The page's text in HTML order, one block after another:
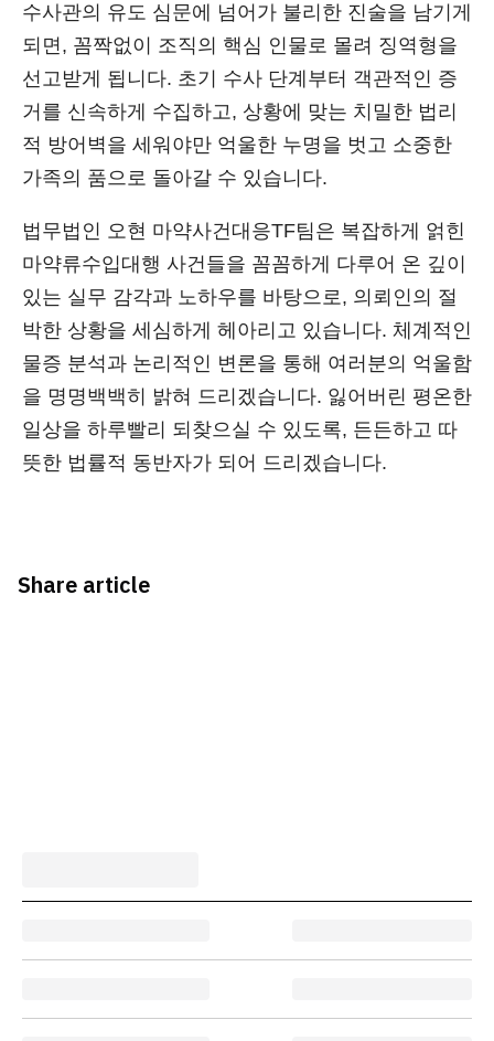
수사관의 유도 심문에 넘어가 불리한 진술을 남기게
되면, 꼼짝없이 조직의 핵심 인물로 몰려 징역형을
선고받게 됩니다. 초기 수사 단계부터 객관적인 증
거를 신속하게 수집하고, 상황에 맞는 치밀한 법리
적 방어벽을 세워야만 억울한 누명을 벗고 소중한
가족의 품으로 돌아갈 수 있습니다.
법무법인 오현 마약사건대응TF팀은 복잡하게 얽힌
마약류수입대행 사건들을 꼼꼼하게 다루어 온 깊이
있는 실무 감각과 노하우를 바탕으로, 의뢰인의 절
박한 상황을 세심하게 헤아리고 있습니다. 체계적인
물증 분석과 논리적인 변론을 통해 여러분의 억울함
을 명명백백히 밝혀 드리겠습니다. 잃어버린 평온한
일상을 하루빨리 되찾으실 수 있도록, 든든하고 따
뜻한 법률적 동반자가 되어 드리겠습니다.
Share article